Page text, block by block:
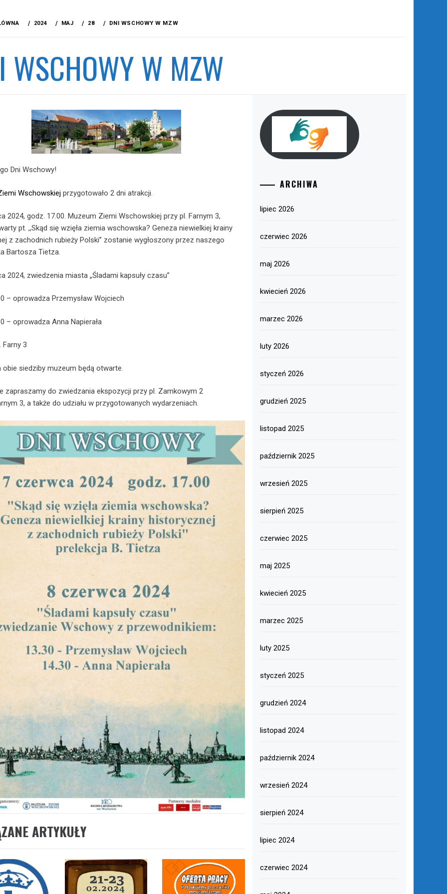
2024 MAJ 28 DNI WSCHOWY W MZW
WSCHOWY W MZW
Dni Wschowy!
Wschowskiej przygotowało 2 dni atrakcji.
2024, godz. 17.00. Muzeum Ziemi Wschowskiej przy pl. Farnym 3,
pt. ,,Skąd się wzięła ziemia wschowska? Geneza niewielkiej krainy
z zachodnich rubieży Polski” zostanie wygłoszony przez naszego
Bartosza Tietza.
2024, zwiedzenia miasta „Śladami kapsuły czasu”
– oprowadza Przemysław Wojciech
– oprowadza Anna Napierała
Farny 3
obie siedziby muzeum będą otwarte.
zapraszamy do zwiedzania ekspozycji przy pl. Zamkowym 2
3, a także do udziału w przygotowanych wydarzeniach.
ARTYKUŁY
ARCHIWA
lipiec 2026
czerwiec 2026
maj 2026
kwiecień 2026
marzec 2026
luty 2026
styczeń 2026
grudzień 2025
listopad 2025
październik 2025
wrzesień 2025
sierpień 2025
czerwiec 2025
maj 2025
kwiecień 2025
marzec 2025
luty 2025
styczeń 2025
grudzień 2024
listopad 2024
październik 2024
wrzesień 2024
sierpień 2024
lipiec 2024
czerwiec 2024